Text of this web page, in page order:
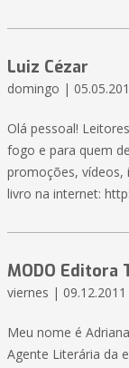
Luiz Cézar
domingo |
Olá pessoal!
fogo e para quem
promoções, vídeos,
livro na internet:
MODO Editora
viernes |
Meu nome é
Agente Literária da